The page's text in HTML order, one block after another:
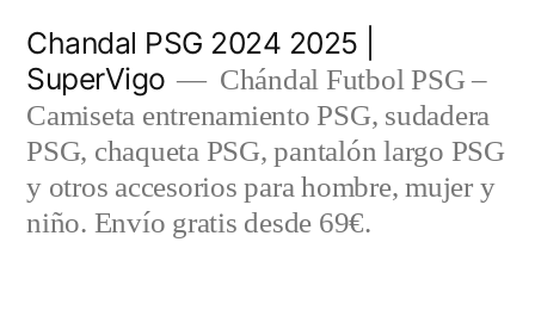
contenido
Chandal PSG 2024 2025 |
SuperVigo
Chándal Futbol PSG –
Camiseta entrenamiento PSG, sudadera
PSG, chaqueta PSG, pantalón largo PSG
y otros accesorios para hombre, mujer y
niño. Envío gratis desde 69€.